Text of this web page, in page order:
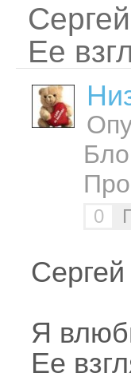
Ее
0
Я
Ее